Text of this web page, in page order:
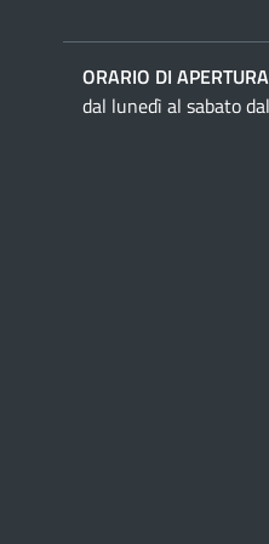
ORARIO DI
dal lunedì al sabato